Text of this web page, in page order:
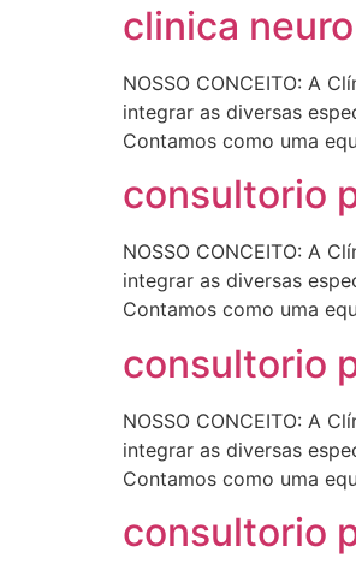
clinica
NOSSO CONCEITO: A
integrar as diversas
Contamos como uma
consultorio
NOSSO CONCEITO: A
integrar as diversas
Contamos como uma
consultorio
NOSSO CONCEITO: A
integrar as diversas
Contamos como uma
consultorio